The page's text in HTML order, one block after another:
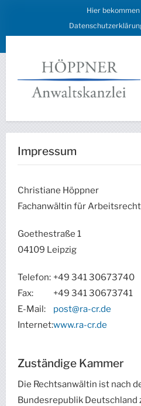
Hier
Impressum
Christiane Höppner
Fachanwältin für Arbeitsrecht
Goethestraße 1
04109 Leipzig
Telefon: +49 341 30673740
Fax:
+49 341 30673741
E-Mail:
post@ra-cr.de
Internet:www.ra-cr.de
Zuständige Kammer
Die Rechtsanwältin ist nach
Bundesrepublik Deutschland